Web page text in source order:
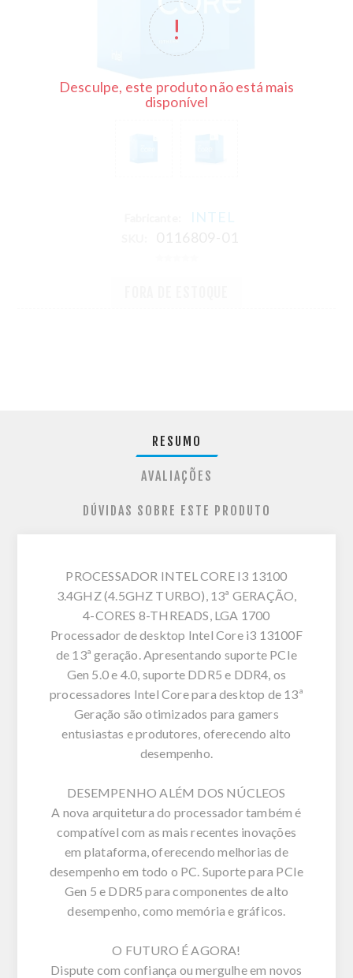
Desculpe, este produto não está mais
disponível
INTEL
RESUMO
AVALIAÇÕES
DÚVIDAS SOBRE ESTE PRODUTO
PROCESSADOR INTEL CORE I3 13100
3.4GHZ (4.5GHZ TURBO), 13ª GERAÇÃO,
4-CORES 8-THREADS, LGA 1700
Processador de desktop Intel Core i3 13100F
de 13ª geração. Apresentando suporte PCIe
Gen 5.0 e 4.0, suporte DDR5 e DDR4, os
processadores Intel Core para desktop de 13ª
Geração são otimizados para gamers
entusiastas e produtores, oferecendo alto
desempenho.
DESEMPENHO ALÉM DOS NÚCLEOS
A nova arquitetura do processador também é
compatível com as mais recentes inovações
em plataforma, oferecendo melhorias de
desempenho em todo o PC. Suporte para PCIe
Gen 5 e DDR5 para componentes de alto
desempenho, como memória e gráficos.
O FUTURO É AGORA!
Dispute com confiança ou mergulhe em novos